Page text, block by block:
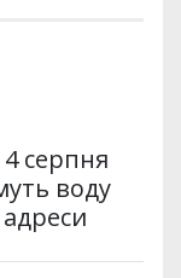
серпня
воду